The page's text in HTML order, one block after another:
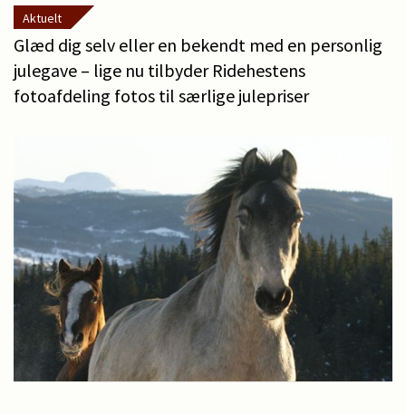
Aktuelt
Glæd dig selv eller en bekendt med en personlig
julegave – lige nu tilbyder Ridehestens
fotoafdeling fotos til særlige julepriser